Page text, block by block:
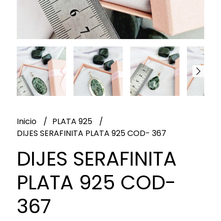
Inicio
PLATA 925
DIJES SERAFINITA PLATA 925 COD- 367
DIJES SERAFINITA
PLATA 925 COD-
367